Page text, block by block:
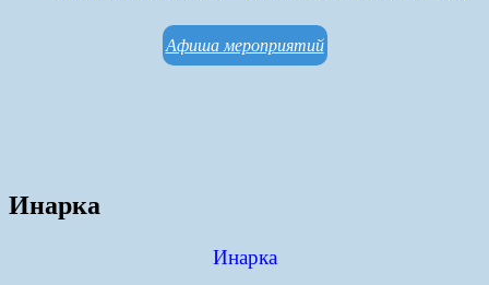
Афиша мероприятий
Инарка
Инарка